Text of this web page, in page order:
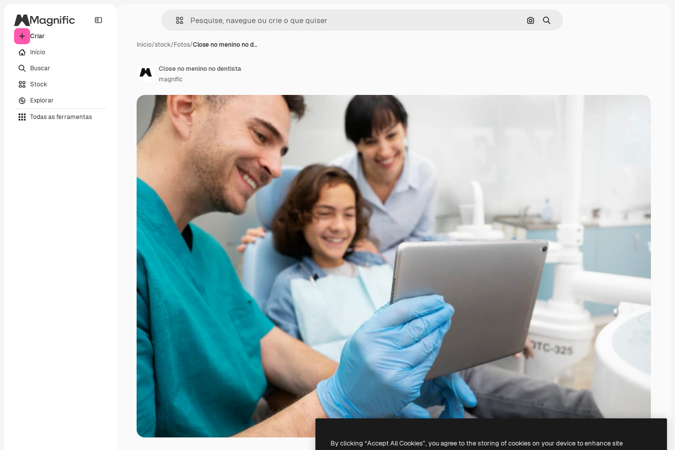
Criar
Início
Buscar
Stock
Explorar
Todas as ferramentas
Pesquisar por imagem
Buscar
Início/stock/Fotos/Close no menino no d…
Close no menino no dentista
magnific
By clicking “Accept All Cookies”, you agree to the storing of cookies on your device to enhance site